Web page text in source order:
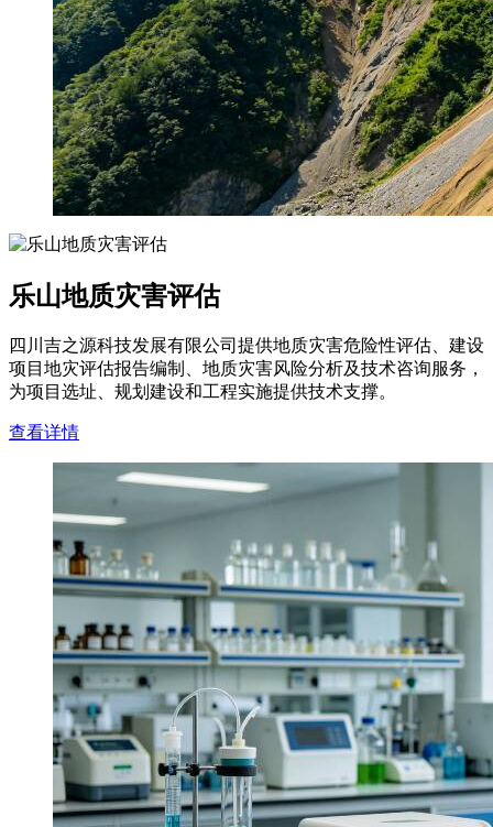
乐山地质灾害评估
四川吉之源科技发展有限公司提供地质灾害危险性评估、建设
项目地灾评估报告编制、地质灾害风险分析及技术咨询服务，
为项目选址、规划建设和工程实施提供技术支撑。
查看详情